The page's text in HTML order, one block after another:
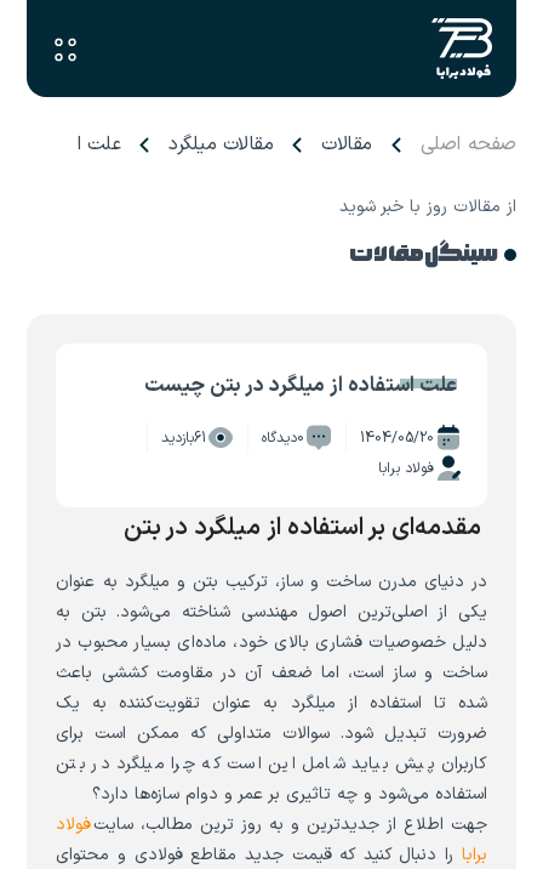
صفحه اصلی مقالات مقالات میلگرد علت استفاده
از مقالات روز با خبر شوید
سینگل مقالات
علت استفاده از میلگرد در بتن چیست
1404/05/20 0دیدگاه
61بازدید
فولاد برابا
مقدمه‌ای بر استفاده از میلگرد در بتن
در دنیای مدرن ساخت و ساز، ترکیب بتن و میلگرد به عنوان
یکی از اصلی‌ترین اصول مهندسی شناخته می‌شود. بتن به
دلیل خصوصیات فشاری بالای خود، ماده‌ای بسیار محبوب در
ساخت و ساز است، اما ضعف آن در مقاومت کششی باعث
شده تا استفاده از میلگرد به عنوان تقویت‌کننده به یک
ضرورت تبدیل شود. سوالات متداولی که ممکن است برای
کاربران پیش بیاید شامل این است که چرا میلگرد در بتن
استفاده می‌شود و چه تاثیری بر عمر و دوام سازه‌ها دارد؟
جهت اطلاع از جدیدترین و به روز ترین مطالب، سایتفولاد
برابا را دنبال کنید که قیمت جدید مقاطع فولادی و محتوای